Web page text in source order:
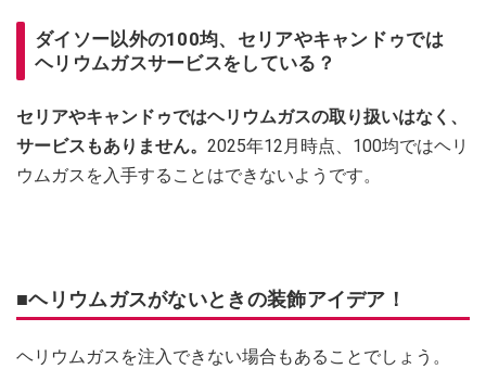
ダイソー以外の100均、セリアやキャンドゥでは
ヘリウムガスサービスをしている？
セリアやキャンドゥではヘリウムガスの取り扱いはなく、
サービスもありません。 2025年12月時点、100均ではヘリ
ウムガスを入手することはできないようです。
■ヘリウムガスがないときの装飾アイデア！
ヘリウムガスを注入できない場合もあることでしょう。